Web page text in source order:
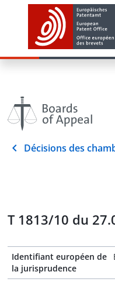
Décisions des
T 1813/10 du
Identifiant européen de
la jurisprudence